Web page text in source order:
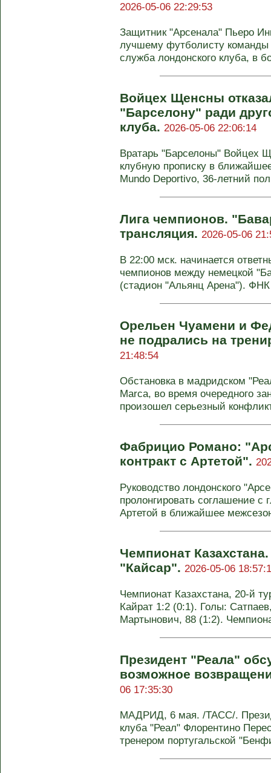
2026-05-06 22:29:53
Защитник "Арсенала" Пьеро
лучшему футболисту команды
служба лондонского клуба, в
Войцех Щенсны
"Барселону" ради
клуба. 2026-05-06 22:06:14
Вратарь "Барселоны" Войцех
клубную прописку в
Mundo Deportivo, 36-летний
Лига чемпионов.
трансляция. 2026-05-06
В 22:00 мск. начинается
чемпионов между немецкой
(стадион "Альянц Арена"). ФНК
Орельен Чуамени и
не подрались на
21:48:54
Обстановка в мадридском
Marca, во время очередного
произошел серьезный
Фабрицио Романо:
контракт с Артетой".
Руководство лондонского
пролонгировать соглашение
Артетой в ближайшее
Чемпионат
"Кайсар". 2026-05-06
Чемпионат Казахстана, 20-й
Кайрат 1:2 (0:1). Голы:
Мартынович, 88 (1:2).
Президент "Реала"
возможное
06 17:35:30
МАДРИД, 6 мая. /ТАСС/.
клуба "Реал" Флорентино
тренером португальской